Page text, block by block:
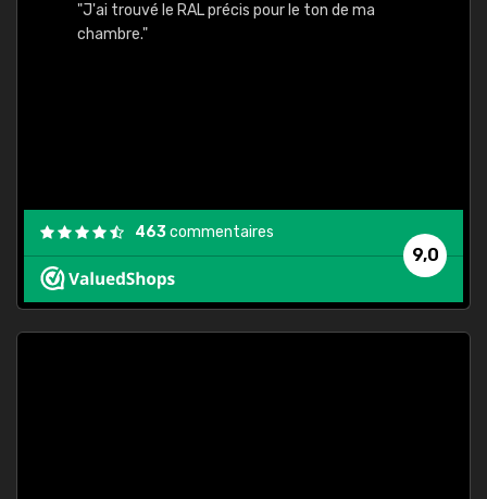
"J'ai trouvé le RAL précis pour le ton de ma
chambre."
9,0
463commentaires